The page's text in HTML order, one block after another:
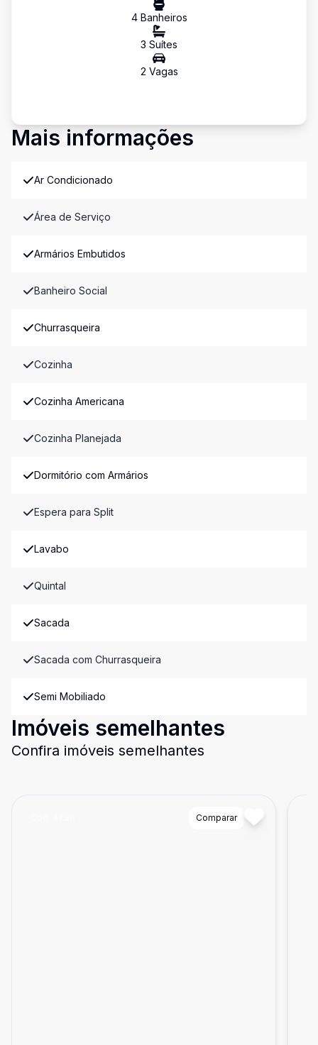
4Banheiros
3 Suítes
2 Vagas
Mais informações
Ar Condicionado
Área de Serviço
Armários Embutidos
Banheiro Social
Churrasqueira
Cozinha
Cozinha Americana
Cozinha Planejada
Dormitório com Armários
Espera para Split
Lavabo
Quintal
Sacada
Sacada com Churrasqueira
Semi Mobiliado
Imóveis semelhantes
Confira imóveis semelhantes
Comparar